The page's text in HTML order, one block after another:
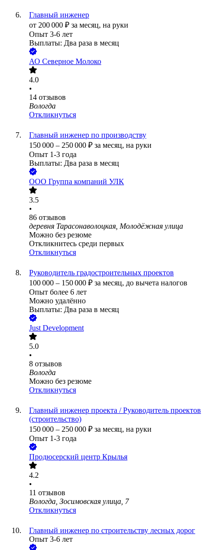
Главный инженер
от 200 000 ₽ за месяц, на руки
Опыт 3-6 лет
Выплаты: Два раза в месяц
АО Северное Молоко
4.0
•
14 отзывов
Вологда
Откликнуться
Главный инженер по производству
150 000 – 250 000 ₽ за месяц, на руки
Опыт 1-3 года
Выплаты: Два раза в месяц
ООО Группа компаний УЛК
3.5
•
86 отзывов
деревня Тарасонаволоцкая, Молодёжная улица
Можно без резюме
Откликнитесь среди первых
Откликнуться
Руководитель градостроительных проектов
100 000 – 150 000 ₽ за месяц, до вычета налогов
Опыт более 6 лет
Можно удалённо
Выплаты: Два раза в месяц
Just Development
5.0
•
8 отзывов
Вологда
Можно без резюме
Откликнуться
Главный инженер проекта / Руководитель проектов
(строительство)
150 000 – 250 000 ₽ за месяц, на руки
Опыт 1-3 года
Продюсерский центр Крылья
4.2
•
11 отзывов
Вологда, Зосимовская улица, 7
Откликнуться
Главный инженер по строительству лесных дорог
Опыт 3-6 лет